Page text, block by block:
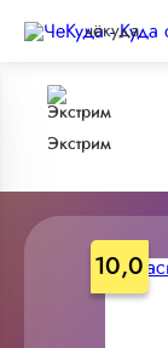
чёкуда
Экстрим
10,0